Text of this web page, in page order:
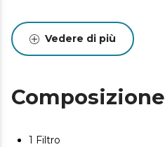
Vedere di più
Composizione
1 Filtro